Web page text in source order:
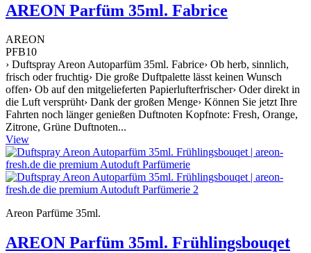
AREON Parfüm 35ml. Fabrice
AREON
PFB10
› Duftspray Areon Autoparfüm 35ml. Fabrice› Ob herb, sinnlich,
frisch oder fruchtig› Die große Duftpalette lässt keinen Wunsch
offen› Ob auf den mitgelieferten Papierlufterfrischer› Oder direkt in
die Luft versprüht› Dank der großen Menge› Können Sie jetzt Ihre
Fahrten noch länger genießen Duftnoten Kopfnote: Fresh, Orange,
Zitrone, Grüne Duftnoten...
View
Areon Parfüme 35ml.
AREON Parfüm 35ml. Frühlingsbouqet